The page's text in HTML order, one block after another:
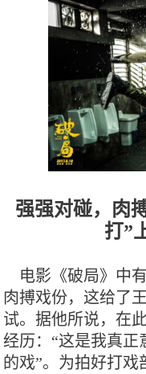
强强对碰，肉
打”
电影《破局》中
肉搏戏份，这给了
试。据他所说，在
经历：“这是我真正
的戏”。为拍好打戏